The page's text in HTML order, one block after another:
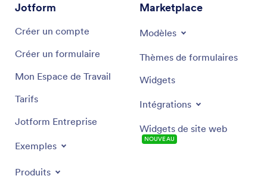
Jotform
Créer un compte
Créer un formulaire
Mon Espace de Travail
Tarifs
Jotform Entreprise
Exemples
Produits
Marketplace
Modèles
Thèmes de formulaires
Widgets
Intégrations
Widgets de site web
NOUVEAU